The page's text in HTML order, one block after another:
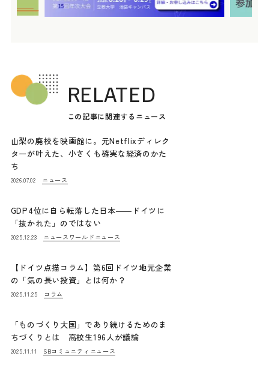
RELATED
この記事に関連するニュース
山梨の廃校を映画館に。元Netflixディレク
ターが叶えた、小さくも確実な経済のかた
ち
2026.07.02 ニュース
GDP4位に自ら転落した日本――ドイツに
「抜かれた」のではない
2025.12.23 ニュース ワールドニュース
【ドイツ点描コラム】第6回ドイツ地元企業
の「気の長い投資」とは何か？
2025.11.25 コラム
「ものづくり大国」であり続けるためのま
ちづくりとは 高校生196人が議論
2025.11.11 SBコミュニティニュース